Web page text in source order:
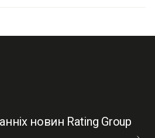
новин Rating Group